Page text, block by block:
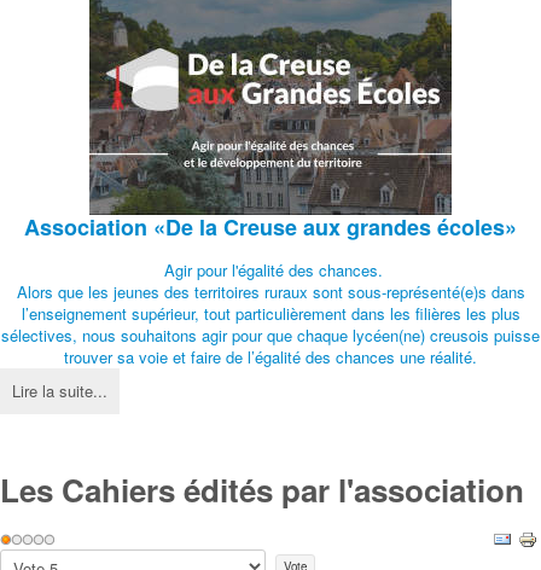
Association «De la Creuse aux grandes écoles»
Agir pour l'égalité des chances.
Alors que les jeunes des territoires ruraux sont sous-représenté(e)s dans
l’enseignement supérieur, tout particulièrement dans les filières les plus
sélectives, nous souhaitons agir pour que chaque lycéen(ne) creusois puisse
trouver sa voie et faire de l’égalité des chances une réalité.
Lire la suite...
Les Cahiers édités par l'association
Vote
utilisateur:
Veuillez